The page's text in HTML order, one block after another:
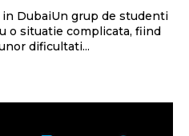
DubaiUn grup de studenti
o situatie complicata, fiind
dificultati...